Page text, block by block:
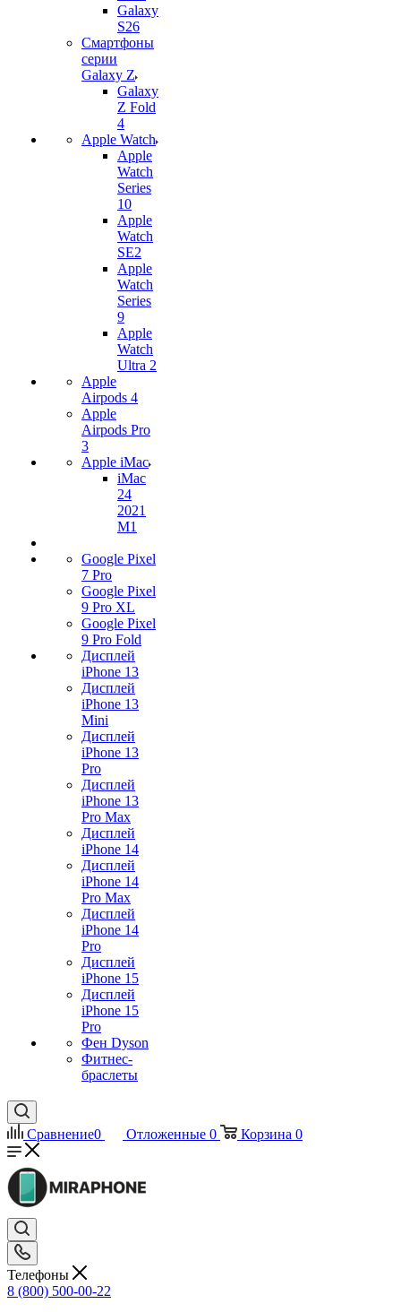
Galaxy
S26
Смартфоны
серии
Galaxy Z
Galaxy
Z Fold
4
Apple Watch
Apple
Watch
Series
10
Apple
Watch
SE2
Apple
Watch
Series
9
Apple
Watch
Ultra 2
Apple
Airpods 4
Apple
Airpods Pro
3
Apple iMac
iMac
24
2021
M1
Google Pixel
7 Pro
Google Pixel
9 Pro XL
Google Pixel
9 Pro Fold
Дисплей
iPhone 13
Дисплей
iPhone 13
Mini
Дисплей
iPhone 13
Pro
Дисплей
iPhone 13
Pro Max
Дисплей
iPhone 14
Дисплей
iPhone 14
Pro Max
Дисплей
iPhone 14
Pro
Дисплей
iPhone 15
Дисплей
iPhone 15
Pro
Фен Dyson
Фитнес-
браслеты
Сравнение0 Отложенные 0 Корзина 0
Телефоны
8 (800) 500-00-22